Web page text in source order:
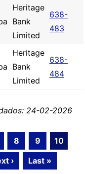
Heritage
Bank
Limited
638-
483
Heritage
Bank
Limited
638-
484
24-02-2026
8 9
10
› Last »